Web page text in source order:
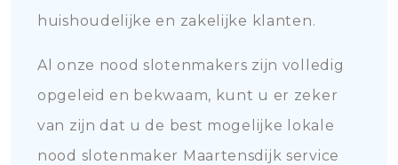
huishoudelijke en zakelijke klanten.
Al onze nood slotenmakers zijn volledig
opgeleid en bekwaam, kunt u er zeker
van zijn dat u de best mogelijke lokale
nood slotenmaker Maartensdijk service